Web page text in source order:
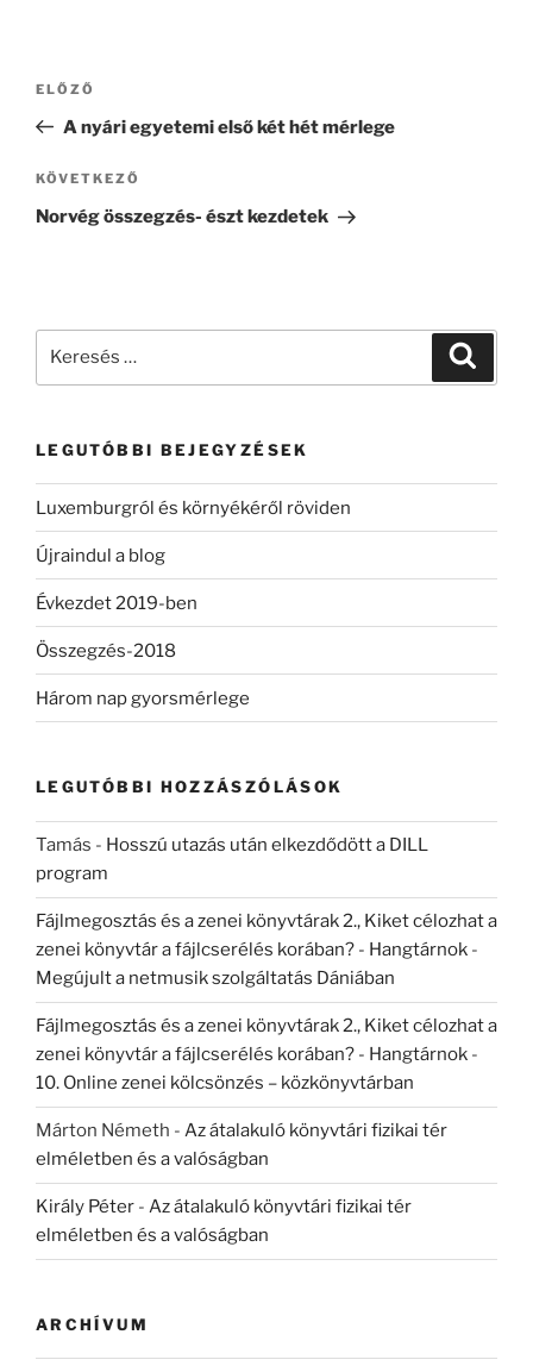
Bejegyzés
Korábbi
bejegyzés
ELŐZŐ
A nyári egyetemi első két hét mérlege
Következő
bejegyzés
KÖVETKEZŐ
Norvég összegzés- észt kezdetek
LEGUTÓBBI BEJEGYZÉSEK
Luxemburgról és környékéről röviden
Újraindul a blog
Évkezdet 2019-ben
Összegzés-2018
Három nap gyorsmérlege
LEGUTÓBBI HOZZÁSZÓLÁSOK
Tamás - Hosszú utazás után elkezdődött a DILL
program
Fájlmegosztás és a zenei könyvtárak 2., Kiket célozhat a
zenei könyvtár a fájlcserélés korában? - Hangtárnok -
Megújult a netmusik szolgáltatás Dániában
Fájlmegosztás és a zenei könyvtárak 2., Kiket célozhat a
zenei könyvtár a fájlcserélés korában? - Hangtárnok -
10. Online zenei kölcsönzés – közkönyvtárban
Márton Németh - Az átalakuló könyvtári fizikai tér
elméletben és a valóságban
Király Péter - Az átalakuló könyvtári fizikai tér
elméletben és a valóságban
ARCHÍVUM